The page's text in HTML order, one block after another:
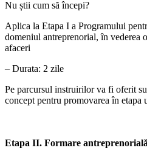
Nu știi cum să începi?
Aplica la Etapa I a Programului
domeniul antreprenorial, în vederea
afaceri
– Durata: 2 zile
Pe parcursul instruirilor va fi oferit
concept pentru promovarea în etapa
Etapa II. Formare antreprenorială